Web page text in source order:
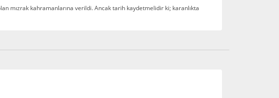
mızrak kahramanlarına verildi. Ancak tarih kaydetmelidir ki; karanlıkta